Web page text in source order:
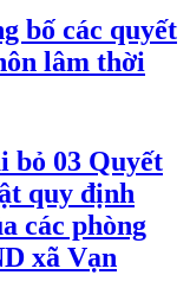
bố các quyết
lâm thời
bỏ 03 Quyết
quy định
các phòng
xã Vạn